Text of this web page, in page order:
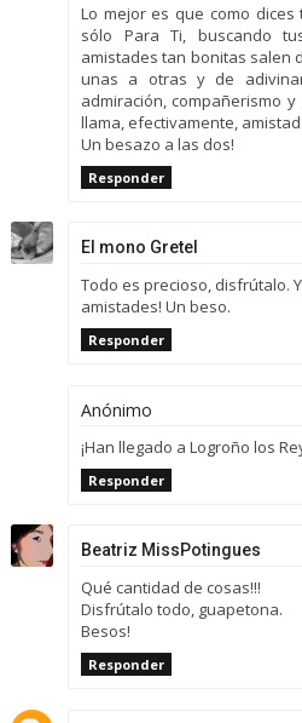
Lo mejor es que como
sólo Para Ti, buscando
amistades tan bonitas salen
unas a otras y de
admiración, compañerismo
llama, efectivamente, amistad
Un besazo a las dos!
Responder
El mono Gretel
Todo es precioso, disfrútalo.
amistades! Un beso.
Responder
Anónimo
¡Han llegado a Logroño los
Responder
Beatriz MissPotingues
Qué cantidad de cosas!!!
Disfrútalo todo, guapetona.
Besos!
Responder